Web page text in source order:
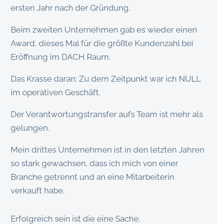
ersten Jahr nach der Gründung.
Beim zweiten Unternehmen gab es wieder einen
Award, dieses Mal für die größte Kundenzahl bei
Eröffnung im DACH Raum.
Das Krasse daran: Zu dem Zeitpunkt war ich NULL
im operativen Geschäft.
Der Verantwortungstransfer aufs Team ist mehr als
gelungen.
Mein drittes Unternehmen ist in den letzten Jahren
so stark gewachsen, dass ich mich von einer
Branche getrennt und an eine Mitarbeiterin
verkauft habe.
Erfolgreich sein ist die eine Sache.